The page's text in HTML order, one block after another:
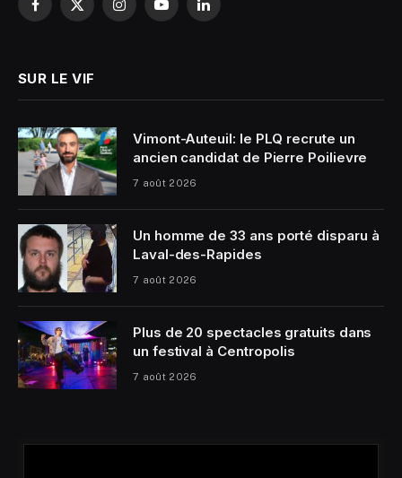
Facebook
X
InstagramYouTubeLinkedIn
SUR LE VIF
Vimont-Auteuil: le PLQ recrute un
ancien candidat de Pierre Poilievre
7 août 2026
Un homme de 33 ans porté disparu à
Laval-des-Rapides
7 août 2026
Plus de 20 spectacles gratuits dans
un festival à Centropolis
7 août 2026